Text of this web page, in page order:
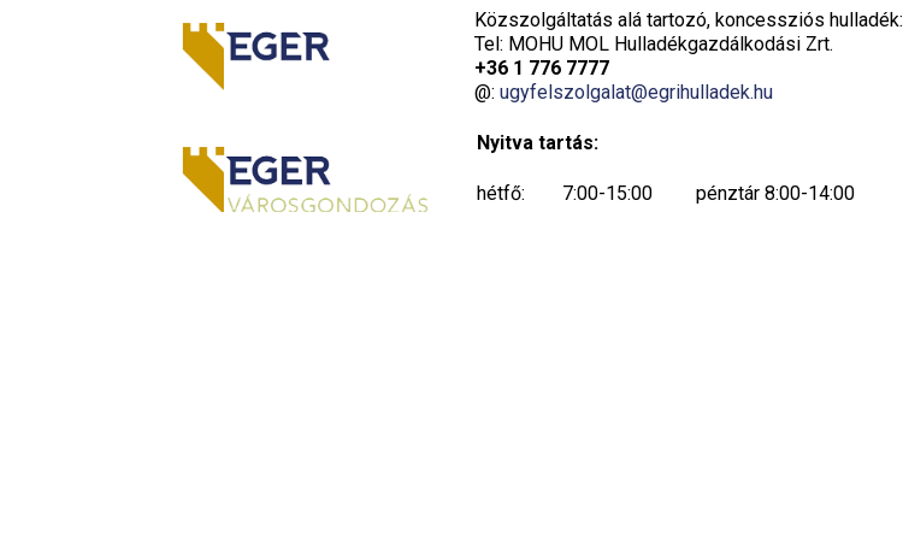
Közszolgáltatás alá tartozó, koncessziós hulladék:
Tel: MOHU MOL Hulladékgazdálkodási Zrt.
+36 1 776 7777
@: ugyfelszolgalat@egrihulladek.hu
Nyitva tartás:
hétfő: 7:00-15:00 pénztár 8:00-14:00